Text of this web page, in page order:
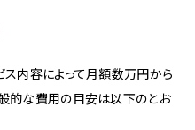
内容によって月額数万円から
的な費用の目安は以下のとお